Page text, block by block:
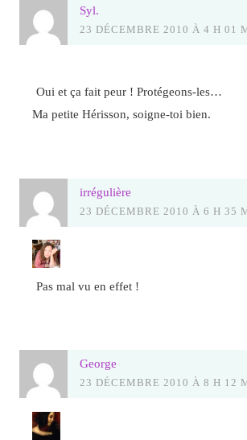
Syl.
23 DÉCEMBRE 2010 À 4 H 01
Oui et ça fait peur ! Protégeons-les…
Ma petite Hérisson, soigne-toi bien.
irrégulière
23 DÉCEMBRE 2010 À 6 H 35
Pas mal vu en effet !
George
23 DÉCEMBRE 2010 À 8 H 12